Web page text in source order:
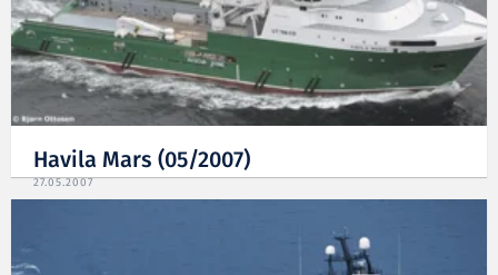
Havila Mars (05/2007)
27.05.2007